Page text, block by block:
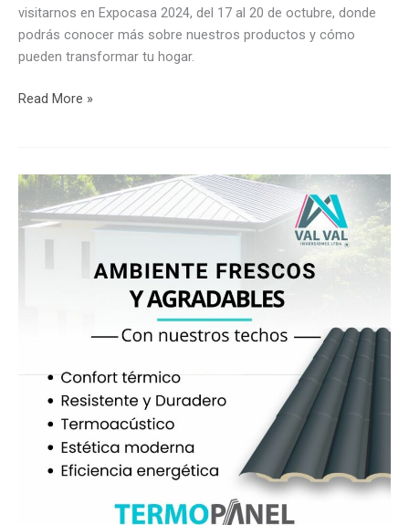
visitarnos en Expocasa 2024, del 17 al 20 de octubre, donde
podrás conocer más sobre nuestros productos y cómo
pueden transformar tu hogar.
Read More »
Descubre
los
Techos